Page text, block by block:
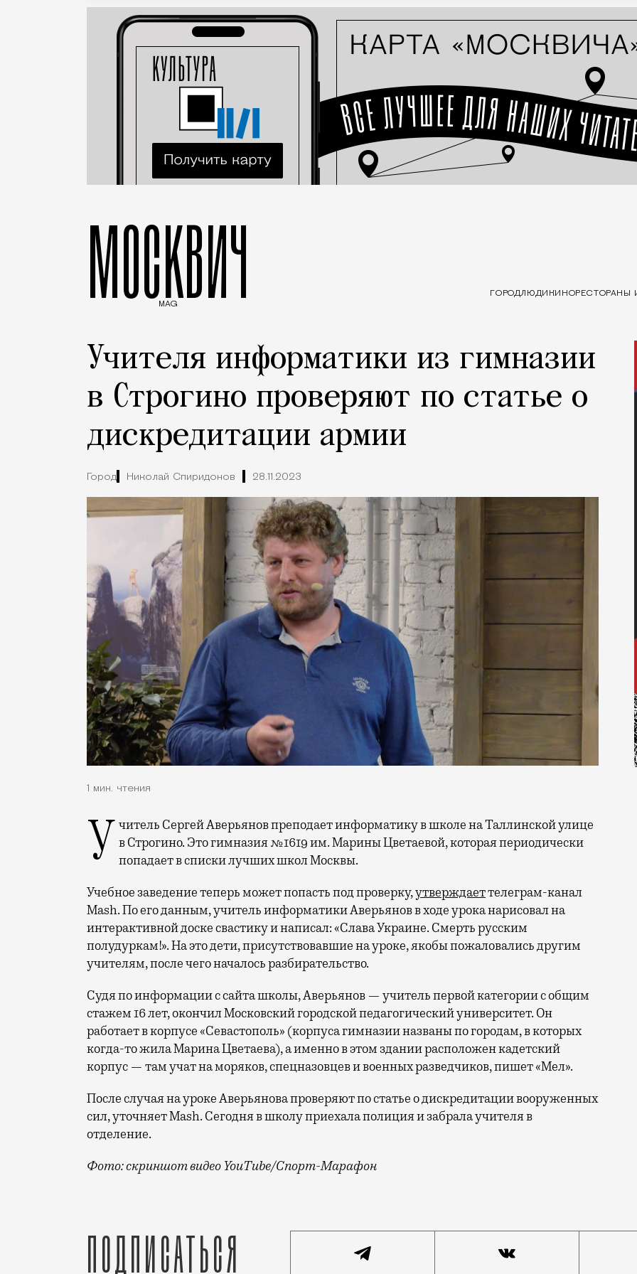
МОСКВИЧ
MAG
ГОРОДЛЮДИ КИНОРЕСТОРАНЫ
Учителя информатики из гимназии
в Строгино проверяют по статье о
дискредитации армии
Город Николай Спиридонов 28.11.2023
1 мин. чтения
Учитель Сергей Аверьянов преподает информатику в школе на Таллинской улице в Строгино. Это гимназия №1619 им. Марины Цветаевой, которая периодически
попадает в списки лучших школ Москвы.
Учебное заведение теперь может попасть под проверку,утверждаеттелеграм-канал
Mash. По его данным, учитель информатики Аверьянов в ходе урока нарисовал на
интерактивной доске свастику и написал: «Слава Украине. Смерть русским
полудуркам!». На это дети, присутствовавшие на уроке, якобы пожаловались другим
учителям, после чего началось разбирательство.
Судя по информации с сайта школы, Аверьянов — учитель первой категории с общим
стажем 16 лет, окончил Московский городской педагогический университет. Он
работает в корпусе «Севастополь» (корпуса гимназии названы по городам, в которых
когда-то жила Марина Цветаева), а именно в этом здании расположен кадетский
корпус — там учат на моряков, спецназовцев и военных разведчиков, пишет «Мел».
После случая на уроке Аверьянова проверяют по статье о дискредитации вооруженных
сил, уточняет Mash. Сегодня в школу приехала полиция и забрала учителя в
отделение.
Фото: скриншот видео YouTube/Спорт-Марафон
Подписаться